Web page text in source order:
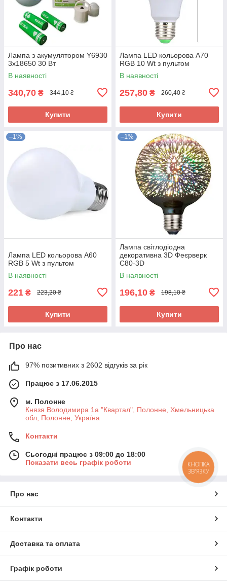
Лампа з акумулятором Y6930
3x18650 30 Вт
В наявності
340,70 ₴ 344,10 ₴
Купити
Лампа LED кольорова A70
RGB 10 Wt з пультом
В наявності
257,80 ₴ 260,40 ₴
Купити
–1%
Лампа LED кольорова A60
RGB 5 Wt з пультом
В наявності
221 ₴ 223,20 ₴
Купити
–1%
Лампа світлодіодна
декоративна 3D Феєрверк
C80-3D
В наявності
196,10 ₴ 198,10 ₴
Купити
Про нас
97% позитивних з 2602 відгуків за рік
Працює з 17.06.2015
м. Полонне
Князя Володимира 1а "Квартал", Полонне, Хмельницька
обл, Полонне, Україна
Контакти
Сьогодні працює з 09:00 до 18:00
Показати весь графік роботи
Про нас
Контакти
Доставка та оплата
Графік роботи
КНОПКА
ЗВ'ЯЗКУ